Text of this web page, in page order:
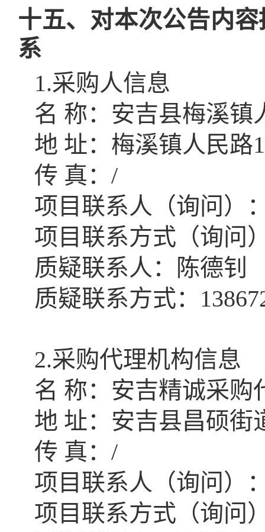
十五、对本次公告内
系
1.采购人信息
名 称：安吉县梅溪镇
地 址：梅溪镇人民路
传 真： /
项目联系人（询问）
项目联系方式（询问
质疑联系人：陈德钊
质疑联系方式：
2.采购代理机构信息
名 称：安吉精诚采购
地 址：安吉县昌硕街
传 真： /
项目联系人（询问）
项目联系方式（询问